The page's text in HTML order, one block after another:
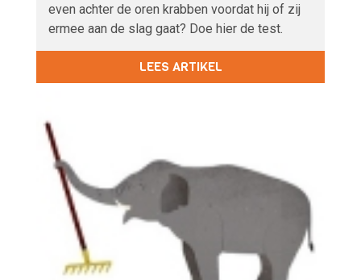
even achter de oren krabben voordat hij of zij
ermee aan de slag gaat? Doe hier de test.
LEES ARTIKEL